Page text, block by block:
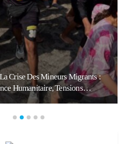
Crise Des Mineurs Migrants :
Humanitaire, Tensions…